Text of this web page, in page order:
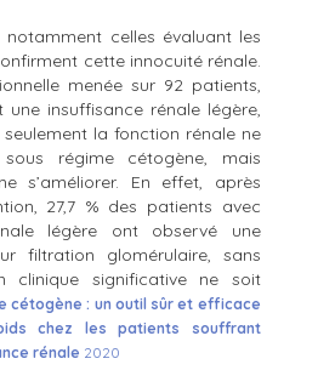
notamment celles évaluant les
cette innocuité rénale.
menée sur 92 patients,
insuffisance rénale légère,
la fonction rénale ne
régime cétogène, mais
s’améliorer. En effet, après
27,7 % des patients avec
légère ont observé une
filtration glomérulaire, sans
clinique significative ne soit
cétogène : un outil sûr et efficace
chez les patients souffrant
rénale 2020